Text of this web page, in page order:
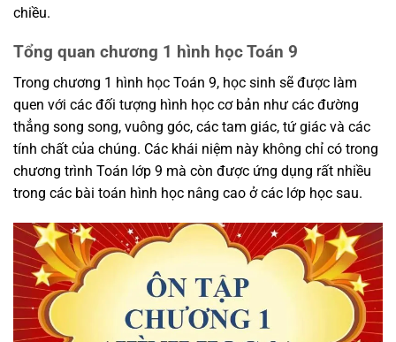
chiều.
Tổng quan chương 1 hình học Toán 9
Trong chương 1 hình học Toán 9, học sinh sẽ được làm
quen với các đối tượng hình học cơ bản như các đường
thẳng song song, vuông góc, các tam giác, tứ giác và các
tính chất của chúng. Các khái niệm này không chỉ có trong
chương trình Toán lớp 9 mà còn được ứng dụng rất nhiều
trong các bài toán hình học nâng cao ở các lớp học sau.